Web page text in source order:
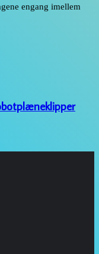
engang imellem